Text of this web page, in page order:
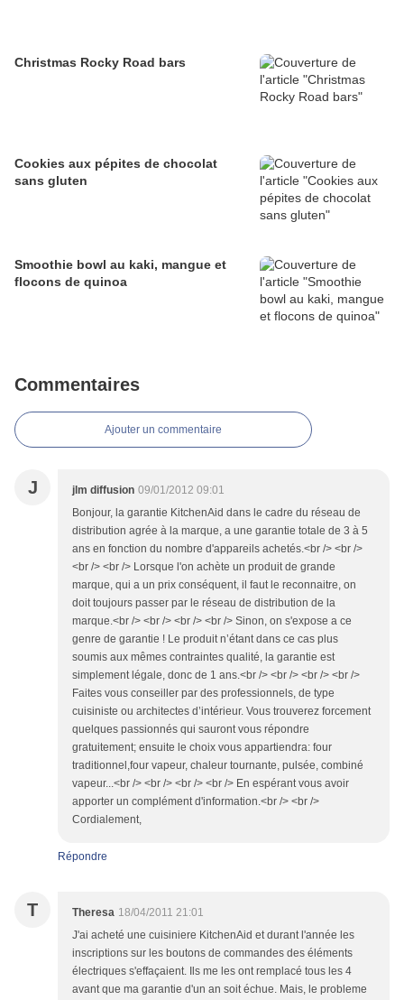
Christmas Rocky Road bars
Cookies aux pépites de chocolat
sans gluten
Smoothie bowl au kaki, mangue et
flocons de quinoa
Commentaires
Ajouter un commentaire
J jlm diffusion 09/01/2012 09:01
Bonjour, la garantie KitchenAid dans le cadre du réseau de
distribution agrée à la marque, a une garantie totale de 3 à 5
ans en fonction du nombre d'appareils achetés.<br /> <br />
<br /> <br /> Lorsque l'on achète un produit de grande
marque, qui a un prix conséquent, il faut le reconnaitre, on
doit toujours passer par le réseau de distribution de la
marque.<br /> <br /> <br /> <br /> Sinon, on s'expose a ce
genre de garantie ! Le produit n’étant dans ce cas plus
soumis aux mêmes contraintes qualité, la garantie est
simplement légale, donc de 1 ans.<br /> <br /> <br /> <br />
Faites vous conseiller par des professionnels, de type
cuisiniste ou architectes d’intérieur. Vous trouverez forcement
quelques passionnés qui sauront vous répondre
gratuitement; ensuite le choix vous appartiendra: four
traditionnel,four vapeur, chaleur tournante, pulsée, combiné
vapeur...<br /> <br /> <br /> <br /> En espérant vous avoir
apporter un complément d'information.<br /> <br />
Cordialement,
Répondre
T Theresa 18/04/2011 21:01
J'ai acheté une cuisiniere KitchenAid et durant l'année les
inscriptions sur les boutons de commandes des éléments
électriques s'effaçaient. Ils me les ont remplacé tous les 4
avant que ma garantie d'un an soit échue. Mais, le probleme